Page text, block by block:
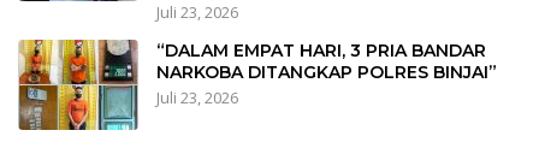
Juli 23, 2026
“DALAM EMPAT HARI, 3 PRIA BANDAR
NARKOBA DITANGKAP POLRES BINJAI”
Juli 23, 2026